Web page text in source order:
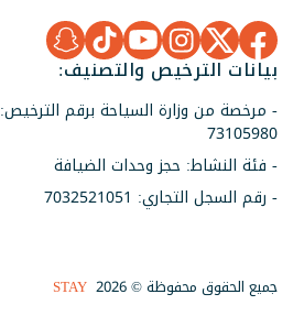
بيانات الترخيص والتصنيف:
- مرخصة من وزارة السياحة برقم الترخيص:
73105980
- فئة النشاط: حجز وحدات الضيافة
- رقم السجل التجاري: 7032521051
جميع الحقوق محفوظة © 2026 STAY